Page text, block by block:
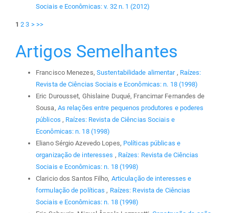
Sociais e Econômicas: v. 32 n. 1 (2012)
1 2 3 > >>
Artigos Semelhantes
Francisco Menezes, Sustentabilidade alimentar , Raízes:
Revista de Ciências Sociais e Econômicas: n. 18 (1998)
Eric Durousset, Ghislaine Duqué, Francimar Fernandes de
Sousa, As relações entre pequenos produtores e poderes
públicos , Raízes: Revista de Ciências Sociais e
Econômicas: n. 18 (1998)
Eliano Sérgio Azevedo Lopes, Políticas públicas e
organização de interesses , Raízes: Revista de Ciências
Sociais e Econômicas: n. 18 (1998)
Claricio dos Santos Filho, Articulação de interesses e
formulação de políticas, Raízes: Revista de Ciências
Sociais e Econômicas: n. 18 (1998)